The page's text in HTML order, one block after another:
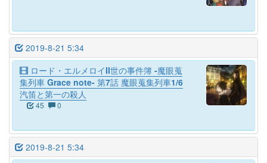
2019-8-21 5:34
ロード・エルメロイII世の事件簿 -魔眼蒐
集列車 Grace note- 第7話 魔眼蒐集列車1/6
汽笛と第一の殺人
45 0
2019-8-21 5:34